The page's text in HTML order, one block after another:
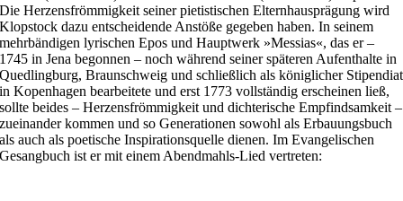
Die Herzensfrömmigkeit seiner pietistischen Elternhausprägung wird
Klopstock dazu entscheidende Anstöße gegeben haben. In seinem
mehrbändigen lyrischen Epos und Hauptwerk »Messias«, das er –
1745 in Jena begonnen – noch während seiner späteren Aufenthalte in
Quedlingburg, Braunschweig und schließlich als königlicher Stipendiat
in Kopenhagen bearbeitete und erst 1773 vollständig erscheinen ließ,
sollte beides – Herzensfrömmigkeit und dichterische Empfindsamkeit –
zueinander kommen und so Generationen sowohl als Erbauungsbuch
als auch als poetische Inspirationsquelle dienen. Im Evangelischen
Gesangbuch ist er mit einem Abendmahls-Lied vertreten: